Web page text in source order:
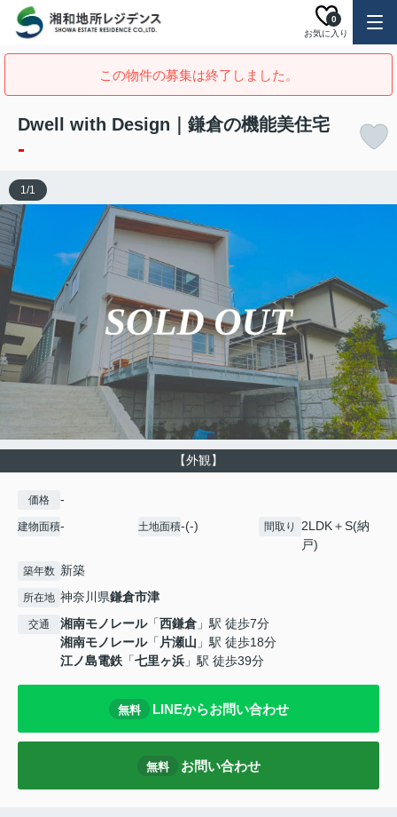
お気に入り
0
この物件の募集は終了しました。
Dwell with Design｜鎌倉の機能美住宅
-
【外観】
1/1
価格 -
建物面積- 土地面積-(-) 間取り
2LDK＋S(納
戸)
築年数 新築
所在地 神奈川県鎌倉市津
交通 湘南モノレール「西鎌倉 」駅 徒歩7分
湘南モノレール「片瀬山 」駅 徒歩18分
江ノ島電鉄 「七里ヶ浜 」駅 徒歩39分
無料 LINEからお問い合わせ
無料 お問い合わせ